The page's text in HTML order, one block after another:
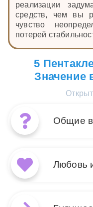
реализации
средств, чем вы
чувство
потерей
5
Значение
Общие
Любовь